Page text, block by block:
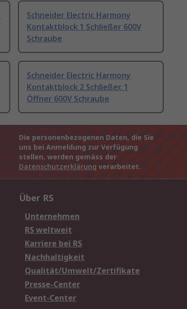
Schneider Electric Harmony
Kontaktblock 1 Schließer 600V
Schraube
Schneider Electric Harmony
Kontaktblock 2 Schließer, 1
Öffner 600V Schraube
Die personenbezogenen Daten, die Sie
uns bei Anmeldung zur Verfügung
stellen, werden gemäss der
Datenschutzerklärung verarbeitet.
Über RS
Unternehmen
RS weltweit
Karriere bei RS
Nachhaltigkeit
Qualität/Umwelt/Zertifikate
Presse-Center
Event-Center